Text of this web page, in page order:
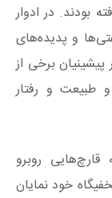
بودند. در ادوار
و پدیده‌های
برخی از
طبیعت و رفتار
روبرو
خود نمایان